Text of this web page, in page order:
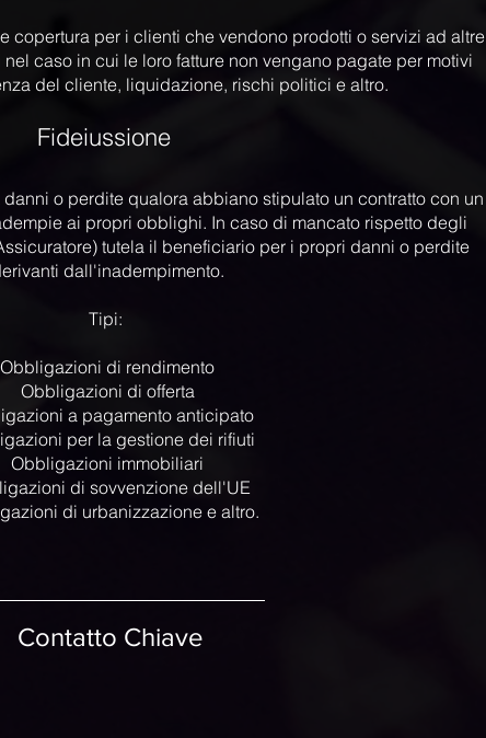
copertura per i clienti che vendono prodotti o servizi ad altre
caso in cui le loro fatture non vengano pagate per motivi
del cliente, liquidazione, rischi politici e altro.
Fideiussione
o perdite qualora abbiano stipulato un contratto con un
ai propri obblighi. In caso di mancato rispetto degli
tutela il beneficiario per i propri danni o perdite
dall'inadempimento.
Tipi:
Obbligazioni di rendimento
Obbligazioni di offerta
a pagamento anticipato
per la gestione dei rifiuti
Obbligazioni immobiliari
di sovvenzione dell'UE
di urbanizzazione e altro.
Contatto Chiave